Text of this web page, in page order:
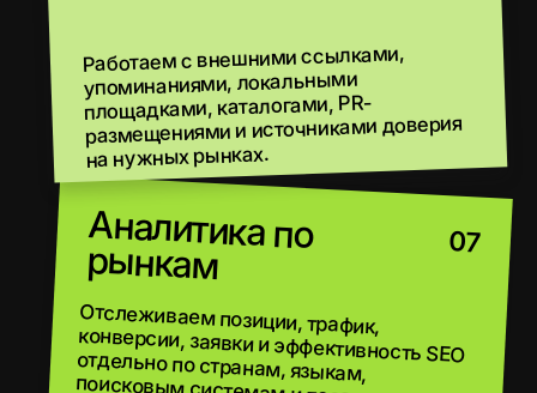
ИЗУЧАЕМ РЫНКИ
И КОНКУРЕНТОВ
СОБИРАЕМ СЕМАНТИКУ
ПО СТРАНАМ И ЯЗЫКАМ